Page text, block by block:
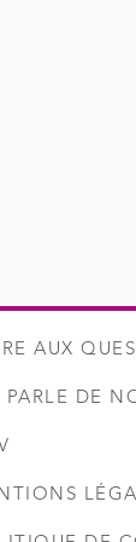
AUX
DE